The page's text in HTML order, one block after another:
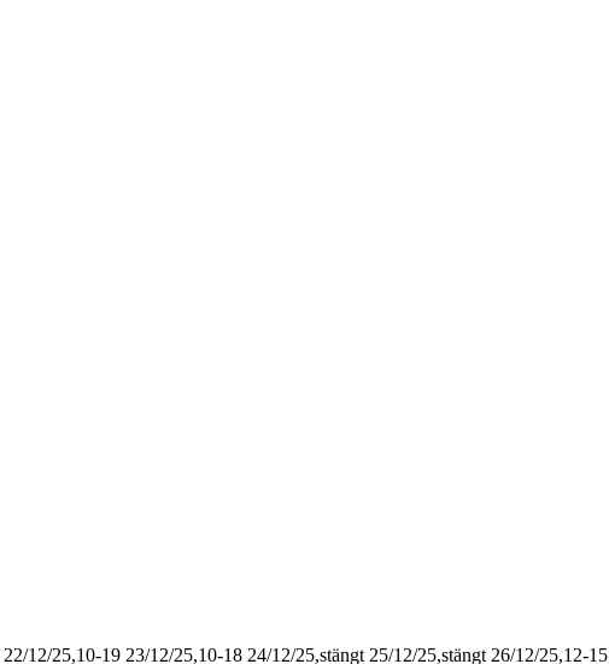
22/12/25,10-19 23/12/25,10-18 24/12/25,stängt 25/12/25,stängt 26/12/25,12-15